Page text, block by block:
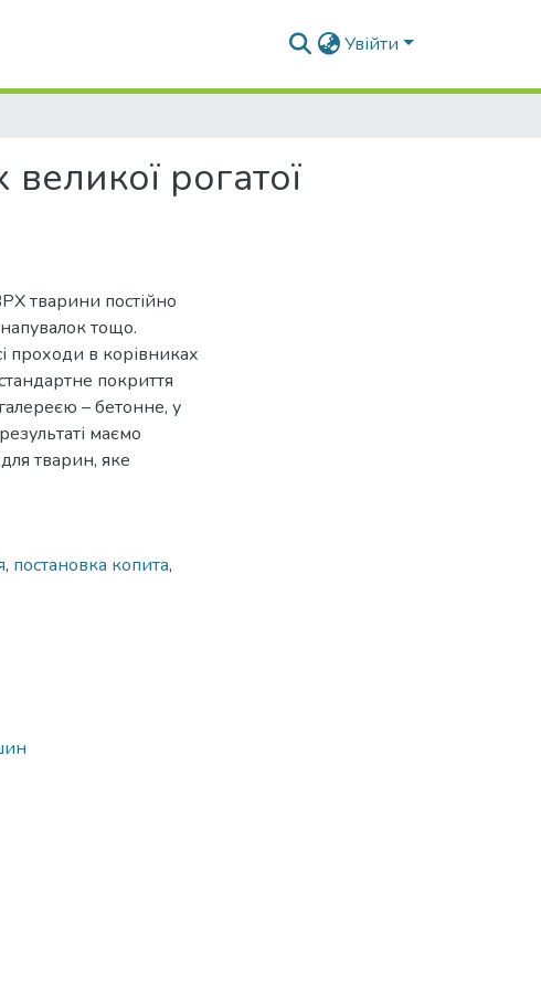
Увійти
рогатої
тварини постійно
тощо.
проходи в корівниках
покриття
– бетонне, у
маємо
тварин, яке
, постановка копита,